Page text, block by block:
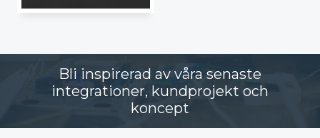
Bli inspirerad av våra senaste
integrationer, kundprojekt och
koncept